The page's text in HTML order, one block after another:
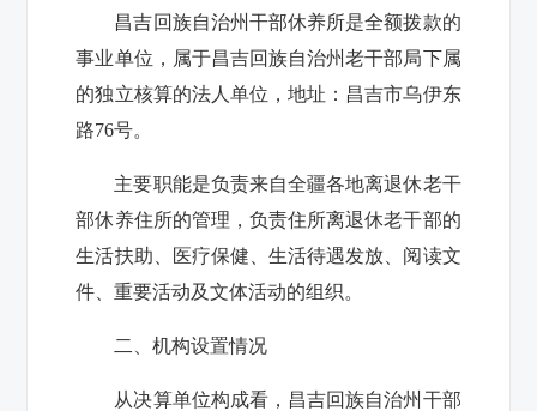
昌吉回族自治州干部休养所是全额拨款的
事业单位，属于昌吉回族自治州老干部局下属
的独立核算的法人单位，地址：昌吉市乌伊东
路76号。
主要职能是负责来自全疆各地离退休老干
部休养住所的管理，负责住所离退休老干部的
生活扶助、医疗保健、生活待遇发放、阅读文
件、重要活动及文体活动的组织。
二、机构设置情况
从决算单位构成看，昌吉回族自治州干部